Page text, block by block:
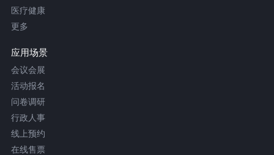
医疗健康
更多
应用场景
会议会展
活动报名
问卷调研
行政人事
线上预约
在线售票